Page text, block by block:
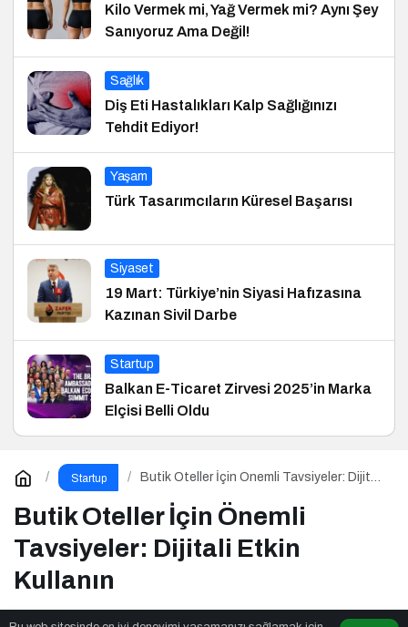
Kilo Vermek mi, Yağ Vermek mi? Aynı Şey
Sanıyoruz Ama Değil!
Sağlık
Diş Eti Hastalıkları Kalp Sağlığınızı
Tehdit Ediyor!
Yaşam
Türk Tasarımcıların Küresel Başarısı
Siyaset
19 Mart: Türkiye’nin Siyasi Hafızasına
Kazınan Sivil Darbe
Startup
Balkan E-Ticaret Zirvesi 2025’in Marka
Elçisi Belli Oldu
Startup
Butik Oteller İçin Önemli Tavsiyeler: Dijitali
Butik Oteller İçin Önemli
Tavsiyeler: Dijitali Etkin
Kullanın